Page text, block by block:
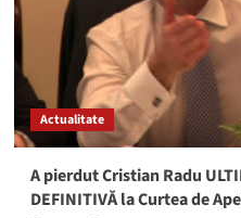
DNA
după
ce
ar
fi
luat
mită
de
lei
Actualitate
A pierdut Cristian Radu
DEFINITIVĂ la Curtea de